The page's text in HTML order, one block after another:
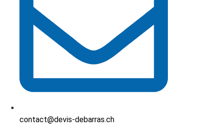
contact@devis-debarras.ch